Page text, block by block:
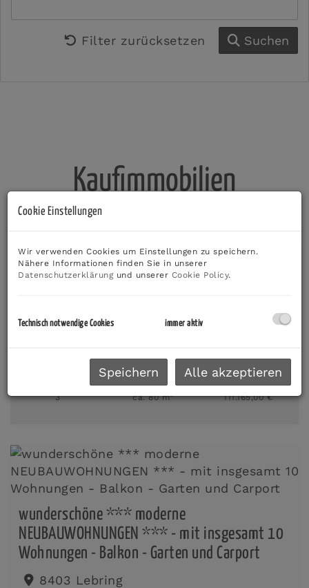
Filter zurücksetzen Suchen
Kaufimmobilien
3 ca. 80 m2 111.165,00 €
wunderschöne *** moderne
NEUBAUWOHNUNGEN *** - mit insgesamt 10
Wohnungen - Balkon - Garten und Carport
8403 Lebring
Cookie Einstellungen
Wir verwenden Cookies um Einstellungen zu speichern.
Nähere Informationen finden Sie in unserer
Datenschutzerklärungund unserer Cookie Policy.
Technisch notwendige Cookies immer aktiv
Speichern Alle akzeptieren